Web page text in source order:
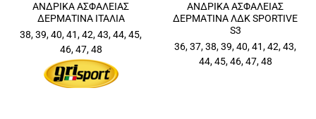
ΑΝΔΡΙΚΑ ΑΣΦΑΛΕΙΑΣ
ΔΕΡΜΑΤΙΝΑ ΙΤΑΛΙΑ
38, 39, 40, 41, 42, 43, 44, 45,
46, 47, 48
ΑΝΔΡΙΚΑ ΑΣΦΑΛΕΙΑΣ
ΔΕΡΜΑΤΙΝΑ ΛΔΚ SPORTIVE
S3
36, 37, 38, 39, 40, 41, 42, 43,
44, 45, 46, 47, 48